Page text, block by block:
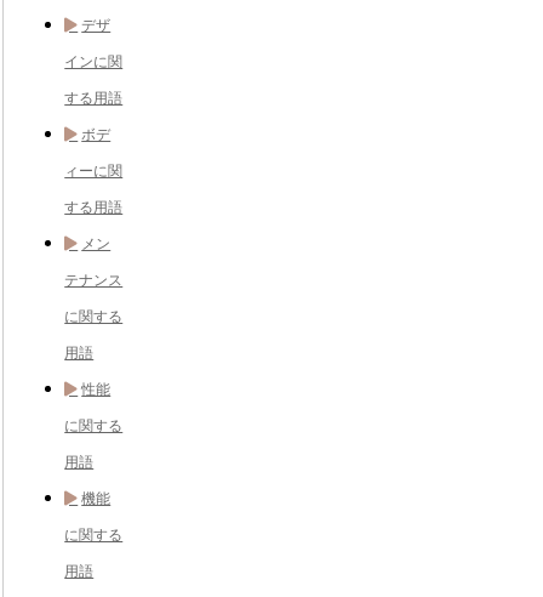
デザ
インに関
する用語
ボデ
ィーに関
する用語
メン
テナンス
に関する
用語
性能
に関する
用語
機能
に関する
用語